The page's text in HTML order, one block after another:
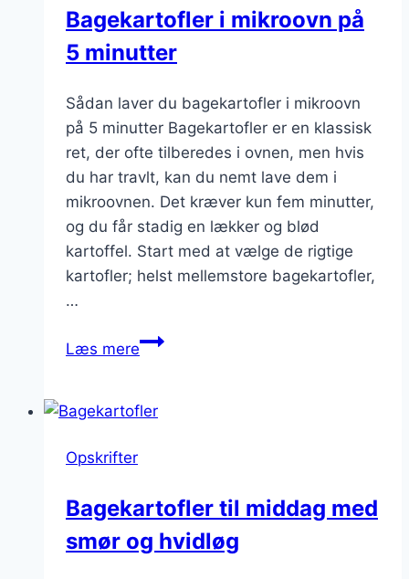
Bagekartofler i mikroovn på
5 minutter
Sådan laver du bagekartofler i mikroovn
på 5 minutter Bagekartofler er en klassisk
ret, der ofte tilberedes i ovnen, men hvis
du har travlt, kan du nemt lave dem i
mikroovnen. Det kræver kun fem minutter,
og du får stadig en lækker og blød
kartoffel. Start med at vælge de rigtige
kartofler; helst mellemstore bagekartofler,
…
Læs mereBagekartofler
på
Opskrifter
Bagekartofler til middag med
smør og hvidløg